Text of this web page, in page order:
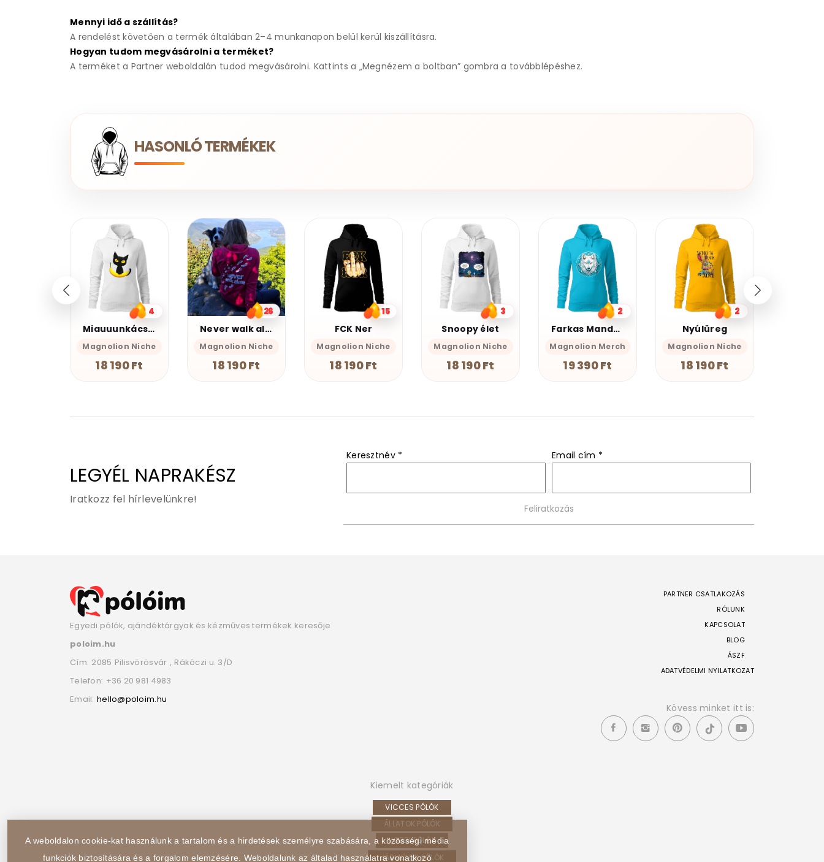
Mennyi idő a szállítás?
A rendelést követően a termék általában 2–4 munkanapon belül kerül kiszállításra.
Hogyan tudom megvásárolni a terméket?
A terméket a Partner weboldalán tudod megvásárolni. Kattints a „Megnézem a boltban” gombra a továbblépéshez.
HASONLÓ TERMÉKEK
26
Never walk alone
Magnolion Niche
18 190 Ft
15
FCK Ner
Magnolion Niche
18 190 Ft
3
Snoopy élet
Magnolion Niche
18 190 Ft
2
Farkas Mandala
Magnolion Merch
19 390 Ft
2
Nyúlüreg
Magnolion Niche
18 190 Ft
1
Yellowpunk
Magnolion Merch
19 390 Ft
LEGYÉL NAPRAKÉSZ
Iratkozz fel hírlevelünkre!
Keresztnév * Email cím *
Egyedi pólók, ajándéktárgyak és kézműves termékek keresője
poloim.hu
Cím: 2085 Pilisvörösvár , Rákóczi u. 3/D
Telefon: +36 20 981 4983
Email: hello@poloim.hu
PARTNER CSATLAKOZÁS
RÓLUNK
KAPCSOLAT
BLOG
ÁSZF
ADATVÉDELMI NYILATKOZAT
Kövess minket itt is:
Kiemelt kategóriák
VICCES PÓLÓK
ÁLLATOK PÓLÓK
HOBBI PÓLÓK
JÁRMŰVEK PÓLÓK
A weboldalon cookie-kat használunk a tartalom és a hirdetések személyre szabására, a közösségi média
funkciók biztosítására és a forgalom elemzésére. Weboldalunk az általad használatra vonatkozó